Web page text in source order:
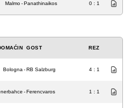
Malmo-Panathinaikos 0 : 1
GOST REZ
Bologna -RB Salzburg 4 : 1
-Ferencvaros 1 : 1